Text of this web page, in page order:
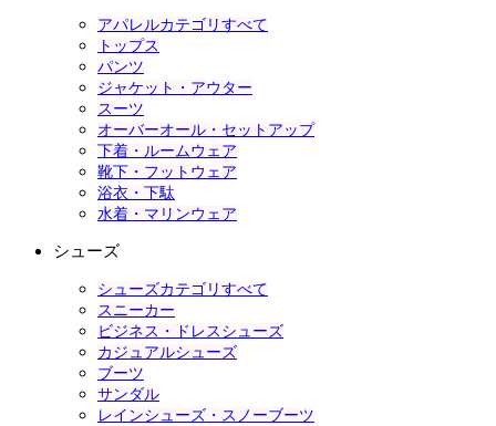
アパレルカテゴリすべて
トップス
パンツ
ジャケット・アウター
スーツ
オーバーオール・セットアップ
下着・ルームウェア
靴下・フットウェア
浴衣・下駄
水着・マリンウェア
シューズ
シューズカテゴリすべて
スニーカー
ビジネス・ドレスシューズ
カジュアルシューズ
ブーツ
サンダル
レインシューズ・スノーブーツ